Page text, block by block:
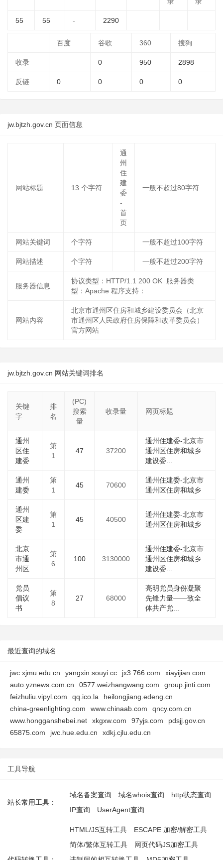
55 55 - 2290
百度 谷歌 360 搜狗
收录 0 950 2898
反链 0 0 0 0
jw.bjtzh.gov.cn 页面信息
网站标题 13 个字符
通
州
住
建
委
-
首
页
一般不超过80字符
网站关键词 个字符 一般不超过100字符
网站描述 个字符 一般不超过200字符
服务器信息
协议类型：HTTP/1.1 200 OK 服务器类
型：Apache 程序支持：
网站内容
北京市通州区住房和城乡建设委员会（北京
市通州区人民政府住房保障和改革委员会）
官方网站
jw.bjtzh.gov.cn 网站关键词排名
关键
字
排
名
(PC)
搜索
量
收录量 网页标题
通州
区住
建委
第
1
47 37200
通州住建委-北京市
通州区住房和城乡
建设委...
通州
建委
第
1
45 70600
通州住建委-北京市
通州区住房和城乡
通州
区建
委
第
1
45 40500
通州住建委-北京市
通州区住房和城乡
北京
市通
州区
第
6
100 3130000
通州住建委-北京市
通州区住房和城乡
建设委...
党员
倡议
书
第
8
27 68000
亮明党员身份凝聚
先锋力量——致全
体共产党...
最近查询的域名
jwc.xjmu.edu.cn yangxin.souyi.cc jx3.766.com
xiayijian.com
auto.yznews.com.cn
0577.weizhangwang.com
group.jinti.com
feizhuliu.vipyl.com
qq.ico.la
heilongjiang.edeng.cn
china-greenlighting.com
www.chinaab.com
qncy.com.cn
www.hongganshebei.net
xkgxw.com 97yjs.com
pdsjj.gov.cn
65875.com
jwc.hue.edu.cn xdkj.cjlu.edu.cn
工具导航
站长常用工具：
域名备案查询 域名whois查询
http状态查询
IP查询
UserAgent查询
HTML/JS互转工具
ESCAPE 加密/解密工具
简体/繁体互转工具
网页代码JS加密工具